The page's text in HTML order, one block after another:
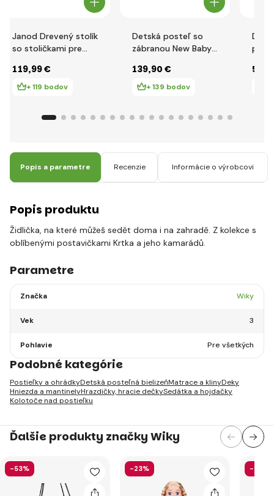
Janod Drevený stolík
so stoličkami pre
119,99 €
+ 119 bodov
Detská posteľ so
zábranou New Baby
bielo-sivá
139,90 €
+ 139 bodov
58
Popis a parametre Recenzie Informácie o výrobcovi
Popis produktu
Židlička, na které můžeš sedět doma i na zahradě. Z kolekce s
oblíbenými postavičkami Krtka a jeho kamarádů.
Parametre
Značka Wiky
Vek 3
Pohlavie Pre všetkých
Podobné kategórie
Postieľky a ohrádkyDetská posteľná bielizeňMatrace a klinyDeky
Hniezda a mantinelyHrazdičky, hracie dečkySedátka a hojdačky
Kolotoče nad postieľku
Ďalšie produkty značky Wiky
-53% -23% -37%